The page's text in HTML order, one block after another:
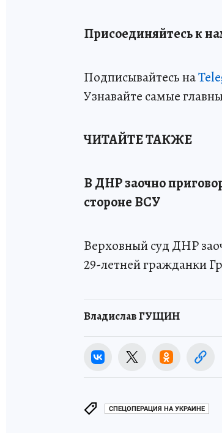
Присоединяйтесь к
Подписывайтесь на
Узнавайте самые
ЧИТАЙТЕ ТАКЖЕ
В ДНР заочно
стороне ВСУ
Верховный суд ДНР
29-летней гражданки
Владислав ГУЩИН
СПЕЦОПЕРАЦИЯ НА УКРАИНЕ